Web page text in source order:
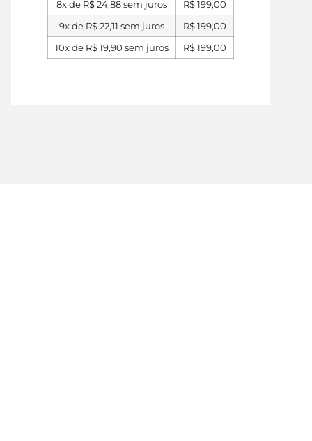
8x de R$24,88sem juros R$199,00
9x de R$22,11 sem juros R$199,00
10x de R$19,90 sem juros R$199,00